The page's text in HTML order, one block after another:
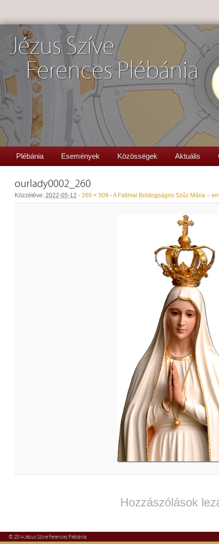
Jézus Szíve
Ferences Plébánia
Plébánia Események Közösségek Aktuális
ourlady0002_260
Közzétéve: 2022-05-12 - 260 × 509 -A Fatimai Boldogságos Szűz Mária –
Hozzászólások
© 2014 Jézus Szíve Ferences Plébánia